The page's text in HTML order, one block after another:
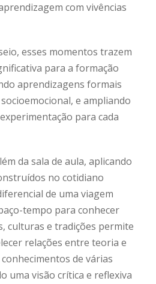
com vivências
esses momentos trazem
para a formação
aprendizagens formais
e ampliando
para cada
da sala de aula, aplicando
no cotidiano
de uma viagem
tempo para conhecer
culturas e tradições permite
relações entre teoria e
de várias
uma visão crítica e reflexiva